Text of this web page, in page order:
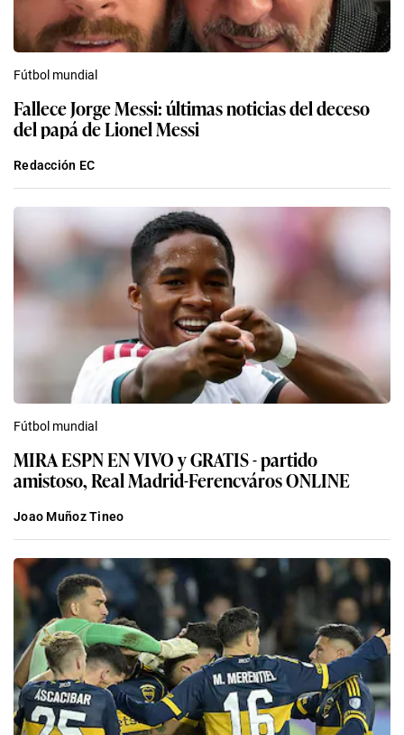
Fútbol mundial
Fallece Jorge Messi: últimas noticias del deceso
del papá de Lionel Messi
Redacción EC
Fútbol mundial
MIRA ESPN EN VIVO y GRATIS - partido
amistoso, Real Madrid-Ferencváros ONLINE
Joao Muñoz Tineo